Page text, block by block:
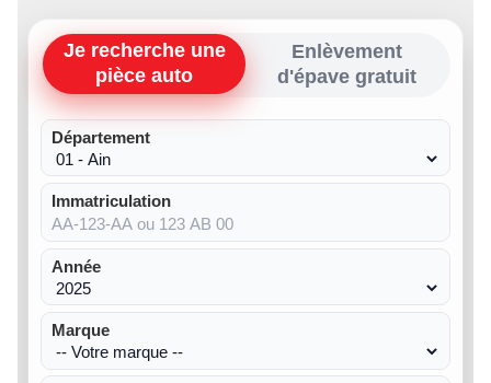
Je recherche une
pièce auto
Enlèvement
d'épave gratuit
Département
Immatriculation
Année
Marque